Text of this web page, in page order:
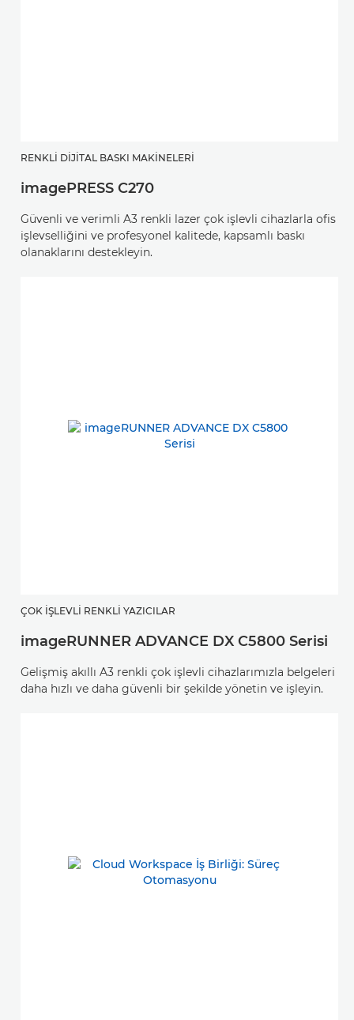
RENKLI DIJITAL BASKI MAKINELERI
imagePRESS C270
Güvenli ve verimli A3 renkli lazer çok işlevli cihazlarla ofis
işlevselliğini ve profesyonel kalitede, kapsamlı baskı
olanaklarını destekleyin.
ÇOK İŞLEVLI RENKLI YAZICILAR
imageRUNNER ADVANCE DX C5800 Serisi
Gelişmiş akıllı A3 renkli çok işlevli cihazlarımızla belgeleri
daha hızlı ve daha güvenli bir şekilde yönetin ve işleyin.